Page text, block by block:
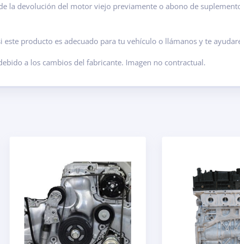
la devolución del motor viejo previamente o abono de
este producto es adecuado para tu vehículo o llámanos y te
a los cambios del fabricante. Imagen no contractual.